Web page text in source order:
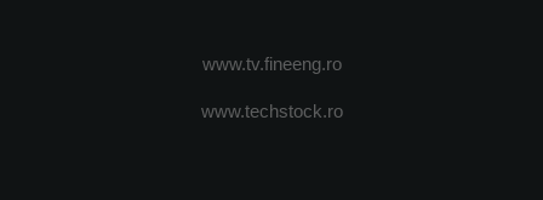
www.tv.fineeng.ro
www.techstock.ro